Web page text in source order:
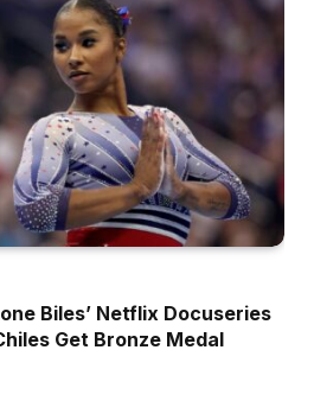
Biles’ Netflix Docuseries
Get Bronze Medal